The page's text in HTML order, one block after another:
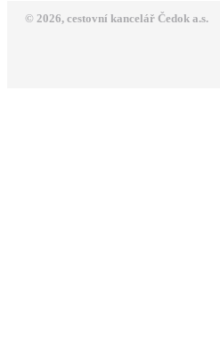
© 2026, cestovní kancelář Čedok a.s.